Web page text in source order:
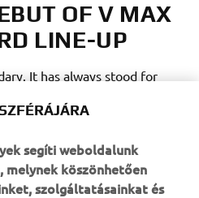
OF V MAX
LINE-UP
It has always stood for
outboard that is simply a
segíti weboldalunk
köszönhetően
szolgáltatásainkat és